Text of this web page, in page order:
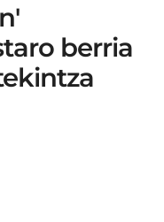
berria